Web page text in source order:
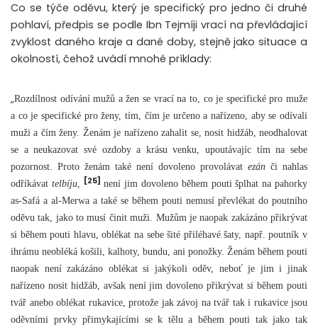
Co se týče oděvu, který je specifický pro jedno či druhé
pohlaví, předpis se podle Ibn Tejmíji vrací na převládající
zvyklost daného kraje a dané doby, stejně jako situace a
okolností, čehož uvádí mnohé príklady:
„Rozdílnost odívání mužů a žen se vrací na to, co je specifické pro muže
a co je specifické pro ženy, tím, čím je určeno a nařízeno, aby se odívali
muži a čím ženy. Ženám je nařízeno zahalit se, nosit hidžáb, neodhalovat
se a neukazovat své ozdoby a krásu venku, upoutávajíc tím na sebe
pozornost. Proto ženám také není dovoleno provolávat ezán či nahlas
odříkávat telbíju, [25] není jim dovoleno během pouti šplhat na pahorky
as-Safá a al-Merwa a také se během pouti nemusí převlékat do poutního
oděvu tak, jako to musí činit muži. Mužům je naopak zakázáno přikrývat
si během pouti hlavu, oblékat na sebe šité přiléhavé šaty, např. poutník v
ihrámu neobléká košili, kalhoty, bundu, ani ponožky. Ženám během pouti
naopak není zakázáno oblékat si jakýkoli oděv, neboť je jim i jinak
nařízeno nosit hidžáb, avšak není jim dovoleno přikrývat si během pouti
tvář anebo oblékat rukavice, protože jak závoj na tvář tak i rukavice jsou
oděvními prvky přimykajícími se k tělu a během pouti tak jako tak